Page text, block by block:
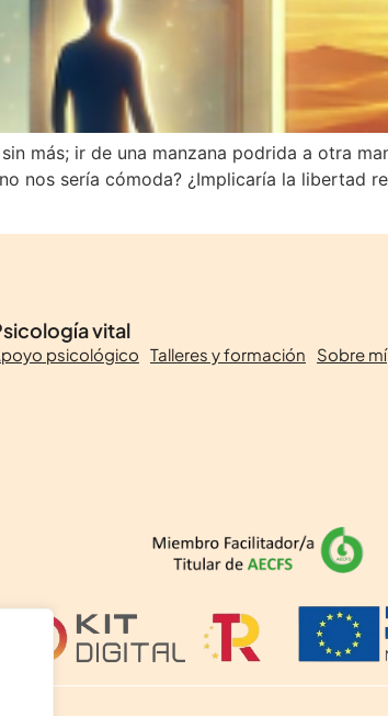
más; ir de una manzana podrida a otra
nos sería cómoda? ¿Implicaría la libertad
vital
psicológico Talleres y formación Sobre mí